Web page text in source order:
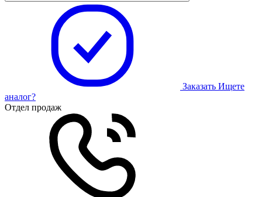
Заказать Ищете
аналог?
Отдел продаж